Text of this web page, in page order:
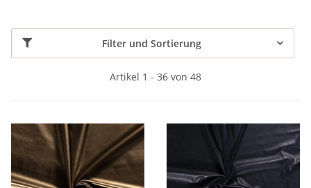
Filter und Sortierung
Artikel 1 - 36 von 48